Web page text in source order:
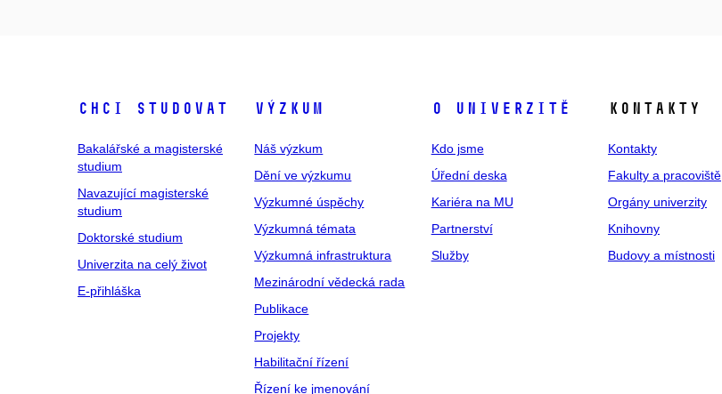
Chci studovat
Bakalářské a magisterské
studium
Navazující magisterské
studium
Doktorské studium
Univerzita na celý život
E-přihláška
Výzkum
Náš výzkum
Dění ve výzkumu
Výzkumné úspěchy
Výzkumná témata
Výzkumná infrastruktura
Mezinárodní vědecká rada
Publikace
Projekty
Habilitační řízení
Řízení ke jmenování
O univerzitě
Kdo jsme
Úřední deska
Kariéra na MU
Partnerství
Služby
Kontakty
Kontakty
Fakulty a pracoviště
Orgány univerzity
Knihovny
Budovy a místnosti